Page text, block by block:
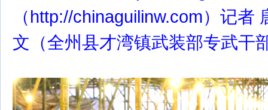
（http://chinaguilinw.com）记
文（全州县才湾镇武装部专武干